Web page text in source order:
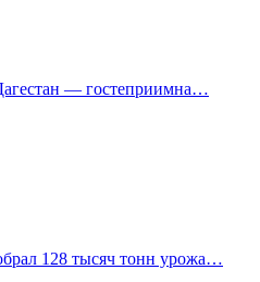
— гостеприимна…
128 тысяч тонн урожа…